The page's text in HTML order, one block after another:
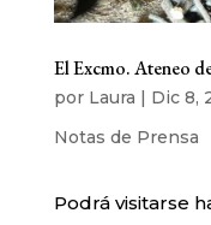
El Excmo. Ateneo
por Laura | Dic 8,
Notas de Prensa
Podrá visitarse